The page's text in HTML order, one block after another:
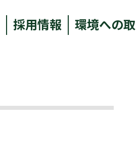
採用情報 環境への